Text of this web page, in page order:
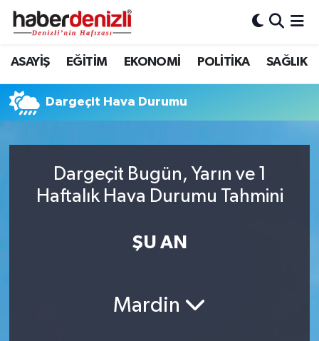
ASAYİŞ EĞİTİM EKONOMİ POLİTİKA SAĞLIK
Dargeçit Hava Durumu
Dargeçit Bugün, Yarın ve 1
Haftalık Hava Durumu Tahmini
ŞU AN
Mardin
Denizli Nöbetçi Eczaneler
Tüm Manşetler
Son Dakika Haberleri